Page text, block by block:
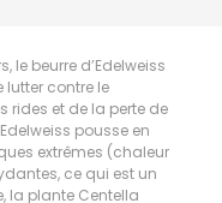
le beurre d’Edelweiss
lutter contre le
rides et de la perte de
pousse en
extrêmes (chaleur
ce qui est un
la plante Centella